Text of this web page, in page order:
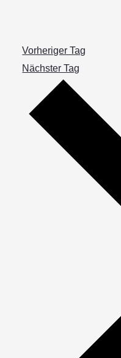
Vorheriger Tag
Nächster Tag